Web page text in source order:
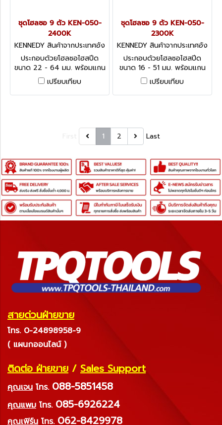
ชุดโฮลซอ 9 ตัว KEN-050-
2400K
KENNEDY สินค้าจากประเทศอัง
กฤษ-1
ประกอบด้วยโฮลซอไฮสปีด
ขนาด 22 - 64 มม. พร้อมแกน
จับ ดอกนำศูนย์ บรรจุกล่อง
พลาสติก Variable Pitch Bi-
Metal HSS Holesaw Kits
เปรียบเทียบ
ชุดโฮลซอ 9 ตัว KEN-050-
2300K
KENNEDY สินค้าจากประเทศอัง
กฤษ-1
ประกอบด้วยโฮลซอไฮสปีด
ขนาด 16 - 51 มม. พร้อมแกน
จับ ดอกนำศูนย์ บรรจุกล่อง
พลาสติก Variable Pitch Bi-
Metal HSS Holesaw Kits
เปรียบเทียบ
1 2 Last
สายด่วนฝ่ายขาย
โทร. 0-24898958-9
( แผนกออนไลน์ )
ติดต่อ ฝ่ายขาย / Sales Support
คุณเจน โทร. 088-5851458
คุณแพม โทร. 085-6926224
คุณเฟิร์น โทร. 062-8429978